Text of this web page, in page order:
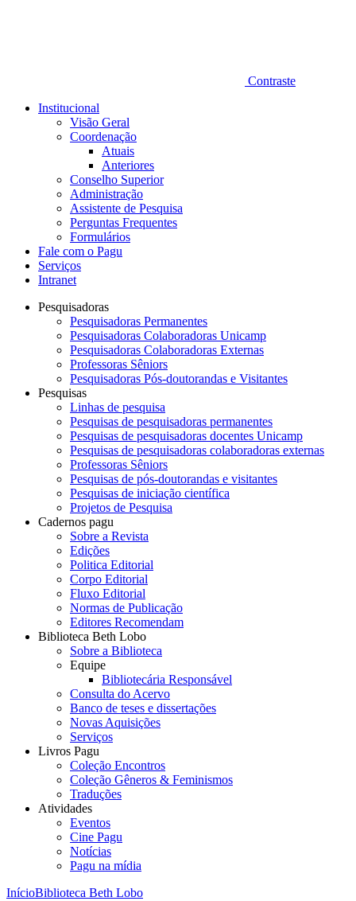
Contraste
Institucional
Visão Geral
Coordenação
Atuais
Anteriores
Conselho Superior
Administração
Assistente de Pesquisa
Perguntas Frequentes
Formulários
Fale com o Pagu
Serviços
Intranet
Pesquisadoras
Pesquisadoras Permanentes
Pesquisadoras Colaboradoras Unicamp
Pesquisadoras Colaboradoras Externas
Professoras Sêniors
Pesquisadoras Pós-doutorandas e Visitantes
Pesquisas
Linhas de pesquisa
Pesquisas de pesquisadoras permanentes
Pesquisas de pesquisadoras docentes Unicamp
Pesquisas de pesquisadoras colaboradoras externas
Professoras Sêniors
Pesquisas de pós-doutorandas e visitantes
Pesquisas de iniciação científica
Projetos de Pesquisa
Cadernos pagu
Sobre a Revista
Edições
Politica Editorial
Corpo Editorial
Fluxo Editorial
Normas de Publicação
Editores Recomendam
Biblioteca Beth Lobo
Sobre a Biblioteca
Equipe
Bibliotecária Responsável
Consulta do Acervo
Banco de teses e dissertações
Novas Aquisições
Serviços
Livros Pagu
Coleção Encontros
Coleção Gêneros & Feminismos
Traduções
Atividades
Eventos
Cine Pagu
Notícias
Pagu na mídia
InícioBiblioteca Beth Lobo